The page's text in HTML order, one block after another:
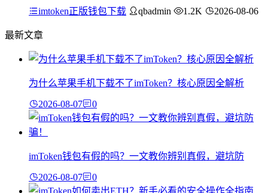
imtoken正版钱包下载 qbadmin 1.2K 2026-08-06
最新文章
为什么苹果手机下载不了imToken？核心原因全解析
2026-08-07 0
imToken钱包有假的吗？一文教你辨别真假，避坑防
2026-08-07 0